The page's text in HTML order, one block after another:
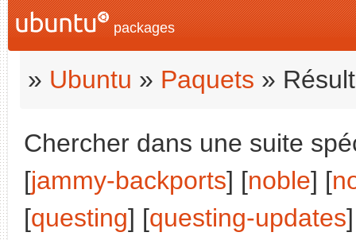
packages
» Ubuntu » Paquets »
Chercher dans une suite
[jammy-backports] [noble] [
[questing] [questing-updates